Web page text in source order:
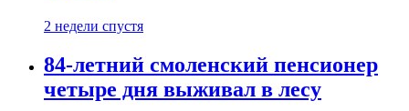
2 недели спустя
84-летний смоленский пенсионер
четыре дня выживал в лесу